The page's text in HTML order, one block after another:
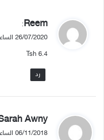
ي
ق
ل
Reem
:
26/07/2020 الساعة 11:26 ص
Tsh 6.4
رد
ي
ق
Awny
06/11/2018 الساعة 12:49 م